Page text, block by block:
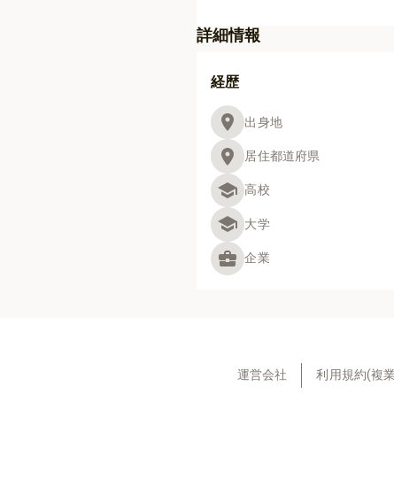
詳細情報
経歴
出身地
居住都道府県
高校
大学
企業
運営会社 利用規約(複